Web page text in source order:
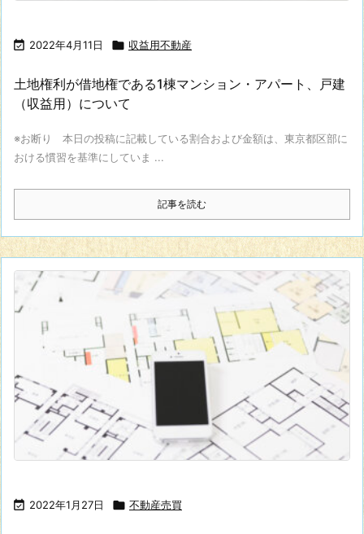
 2022年4月11日  収益用不動産
土地権利が借地権である1棟マンション・アパート、戸建
（収益用）について
※お断り 本日の投稿に記載している割合および金額は、東京都区部に
おける慣習を基準にしていま ...
記事を読む
 2022年1月27日  不動産売買